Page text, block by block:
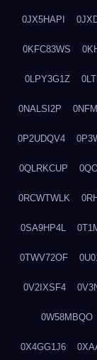
0JX5HAPI
0KFC83WS
0LPY3G1Z
0NALSI2P
0P2UDQV4
0QLRKCUP
0RCWTWLK
0SA9HP4L
0TWV72OF
0V2IXSF4
0W58MBQO
0X4GG1J6